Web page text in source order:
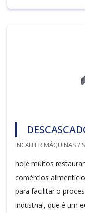
INCALFER MÁQUINAS /
hoje muitos
comércios
para facilitar o
industrial, que é um